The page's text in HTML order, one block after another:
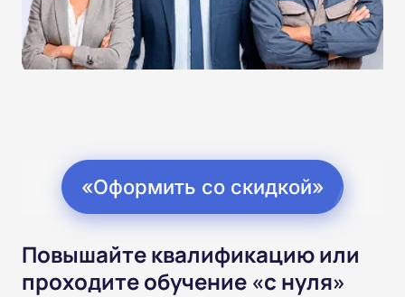
«Оформить со скидкой»
Повышайте квалификацию или
проходите обучение «с нуля»